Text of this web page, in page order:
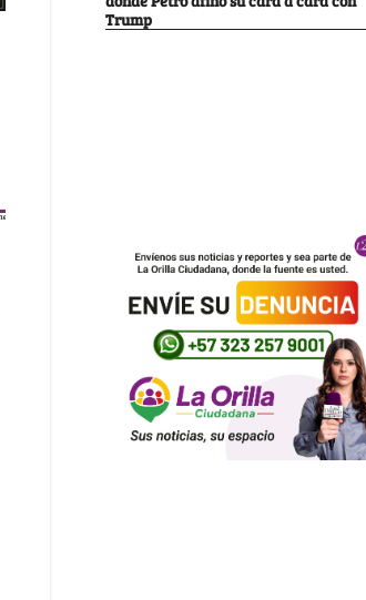
Trump